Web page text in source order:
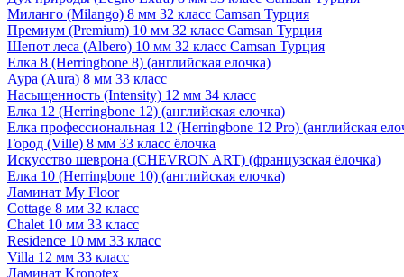
Миланго (Milango) 8 мм 32 класс Camsan Турция
Премиум (Premium) 10 мм 32 класс Camsan Турция
Шепот леса (Albero) 10 мм 32 класс Camsan Турция
Елка 8 (Herringbone 8) (английская елочка)
Аура (Aura) 8 мм 33 класс
Насыщенность (Intensity) 12 мм 34 класс
Елка 12 (Herringbone 12) (английская елочка)
Елка профессиональная 12 (Herringbone 12 Pro) (английская
Город (Ville) 8 мм 33 класс ёлочка
Искусство шеврона (CHEVRON ART) (французская ёлочка)
Елка 10 (Herringbone 10) (английская елочка)
Ламинат My Floor
Cottage 8 мм 32 класс
Chalet 10 мм 33 класс
Residence 10 мм 33 класс
Villa 12 мм 33 класс
Ламинат Kronotex